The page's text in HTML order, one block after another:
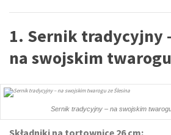
1. Sernik tradycyjny
na swojskim
Sernik tradycyjny – na swojskim